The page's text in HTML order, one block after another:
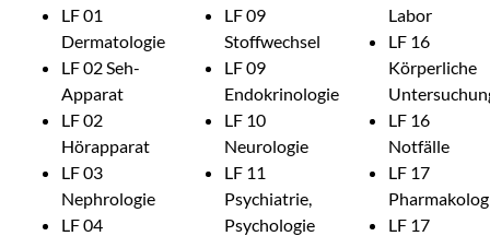
LF 01
Dermatologie
LF 02 Seh-
Apparat
LF 02
Hörapparat
LF 03
Nephrologie
LF 04
LF 09
Stoffwechsel
LF 09
Endokrinologie
LF 10
Neurologie
LF 11
Psychiatrie,
Psychologie
Labor
LF 16
Körperliche
LF 16
Notfälle
LF 17
LF 17